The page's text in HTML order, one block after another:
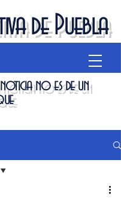
de Puebla
no es de un